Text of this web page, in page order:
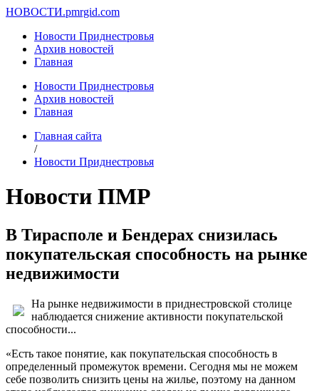
НОВОСТИ.pmrgid.com
Новости Приднестровья
Архив новостей
Главная
Новости Приднестровья
Архив новостей
Главная
Главная сайта
/
Новости Приднестровья
Новости ПМР
В Тирасполе и Бендерах снизилась
покупательская способность на рынке
недвижимости
На рынке недвижимости в приднестровской столице
наблюдается снижение активности покупательской
способности...
«Есть такое понятие, как покупательская способность в
определенный промежуток времени. Сегодня мы не можем
себе позволить снизить цены на жилье, поэтому на данном